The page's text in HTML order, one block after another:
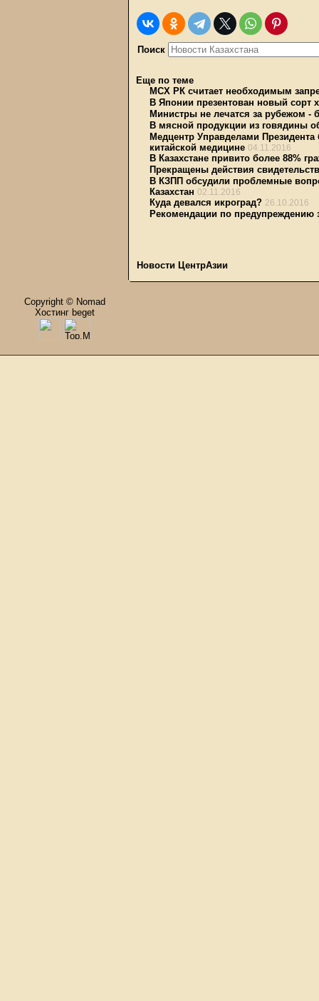
Поиск
Еще по теме
МСХ РК считает необходимым
В Японии презентован новый сорт
Министры не лечатся за рубежом -
В мясной продукции из говядины
Медцентр Управделами
китайской медицине 04.11.2016
В Казахстане привито более 88%
Прекращены действия свидетельств
В КЗПП обсудили проблемные
Казахстан 02.11.2016
Куда девался икроград? 26.10.2016
Рекомендации по предупреждению
Новости ЦентрАзии
Copyright © Nomad
Хостинг beget